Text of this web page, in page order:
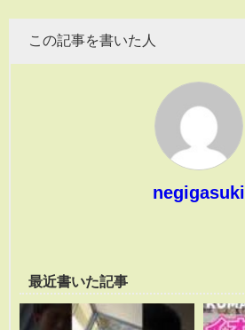
この記事を書いた人
negigasuki
最近書いた記事